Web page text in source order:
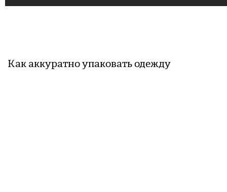
Как аккуратно упаковать одежду